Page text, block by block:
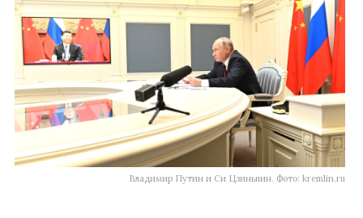
Владимир Путин и Си Цзиньпин. Фото: kremlin.ru